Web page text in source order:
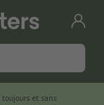
et sans